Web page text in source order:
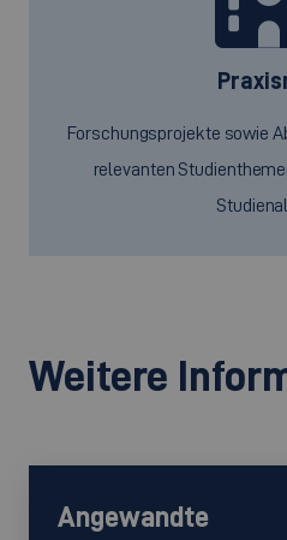
Forschungsprojekte sowie
relevanten
Weitere
Angewandte